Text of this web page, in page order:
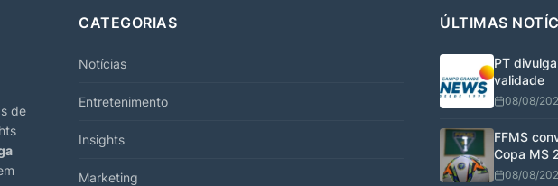
de
CATEGORIAS
Notícias
Entretenimento
Insights
Marketing
ÚLTIMAS
PT
validade
08/08/
FFMS
Copa MS
08/08/